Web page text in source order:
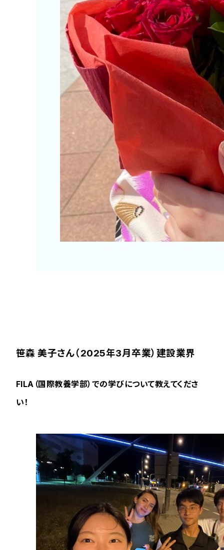
笹森 美子さん（2025年3月卒業）建設業界
FILA（国際教養学部）での学びについて教えてくださ
い！